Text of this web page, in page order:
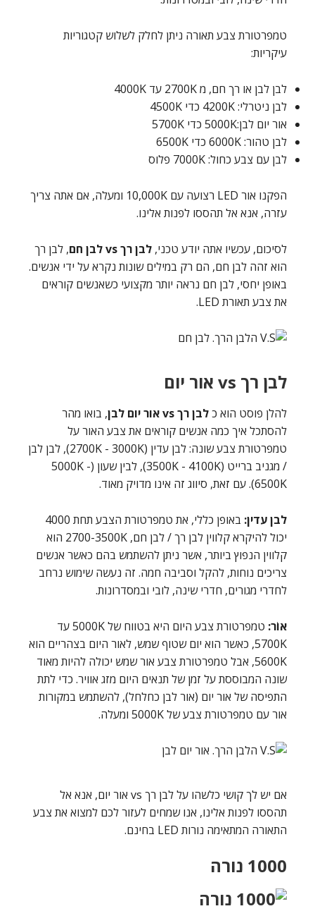
טמפרטורת צבע תאורה ניתן לחלק לשלוש קטגוריות
עיקריות:
לבן לבן או רך חם, מ 2700K עד 4000K
לבן ניטרלי: 4200K כדי 4500K
אור יום לבן:5000K כדי 5700K
לבן טהור: 6000K כדי 6500K
לבן עם צבע כחול: 7000K פלוס
הפקנו אור LED רצועה עם 10,000K ומעלה, אם אתה צריך
עזרה, אנא אל תהססו לפנות אלינו.
לסיכום, עכשיו אתה יודע טכני, לבן רך vs לבן חם
, לבן רך
הוא זהה לבן חם, הם רק במילים שונות נקרא על ידי אנשים.
באופן יחסי, לבן חם נראה יותר מקצועי כשאנשים קוראים
את צבע תאורת LED.
לבן רך vs אור יום
להלן פוסט הוא כלבן רך vs אור יום לבן
, בואו מהר
להסתכל איך כמה אנשים קוראים את צבע האור על
טמפרטורת צבע שונה: לבן עדין (2700K - 3000K), לבן לבן
/ מגניב ברייט (3500K - 4100K), לבין שעון (5000K -
6500K). עם זאת, סיווג זה אינו מדויק מאוד.
לבן עדין:
באופן כללי, את טמפרטורת הצבע תחת 4000
יכול להיקרא קלווין לבן רך / לבן חם, 2700-3500K הוא
קלווין הנפוץ ביותר, אשר ניתן להשתמש בהם כאשר אנשים
צריכים נוחות, להקל וסביבה חמה. זה נעשה שימוש נרחב
לחדרי מגורים, חדרי שינה, לובי ובמסדרונות.
אוֹר:
טמפרטורת צבע היום היא בטווח של 5000K עד
5700K, כאשר הוא יום שטוף שמש, לאור היום בצהריים הוא
5600K, אבל טמפרטורת צבע אור שמש יכולה להיות מאוד
שונה המבוססת על זמן של תנאים היום מזג אוויר. כדי לתת
התפיסה של אור יום (אור לבן כחלחל), להשתמש במקורות
אור עם טמפרטורת צבע של 5000K ומעלה.
אם יש לך קושי כלשהו על לבן רך vs אור יום, אנא אל
תהססו לפנות אלינו, אנו שמחים לעזור לכם למצוא את צבע
התאורה המתאימה נורות LED בחינם.
1000 נורה